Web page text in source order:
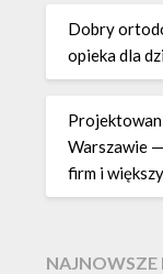
Dobry
opieka dla
Warszawie
firm i
NAJNOWSZE